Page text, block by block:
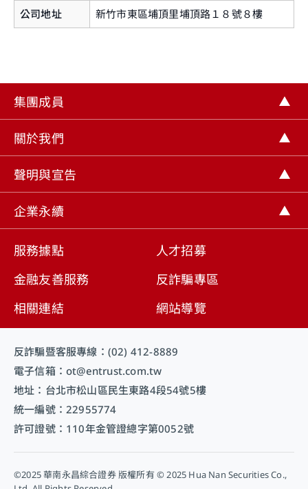
公司地址
新竹市東區埔頂里埔頂路１８號８樓
集團成員
關於我們
聲明與宣告
企業永續
服務據點
人才招募
金融友善服務
反詐騙專區
相關連結
網站導覽
反詐騙暨客服專線：(02) 412-8889
電子信箱：ot@entrust.com.tw
地址：台北市松山區民生東路4段54號5樓
統一編號：22955774
許可證號：110年金管證總字第0052號
©2025 華南永昌綜合證券 版權所有 © 2025 Hua Nan Securities Co.,
您即將離開華南永昌證券官網
之個人資料皆不適用本公司隱私權聲明之涵蓋範
圍。